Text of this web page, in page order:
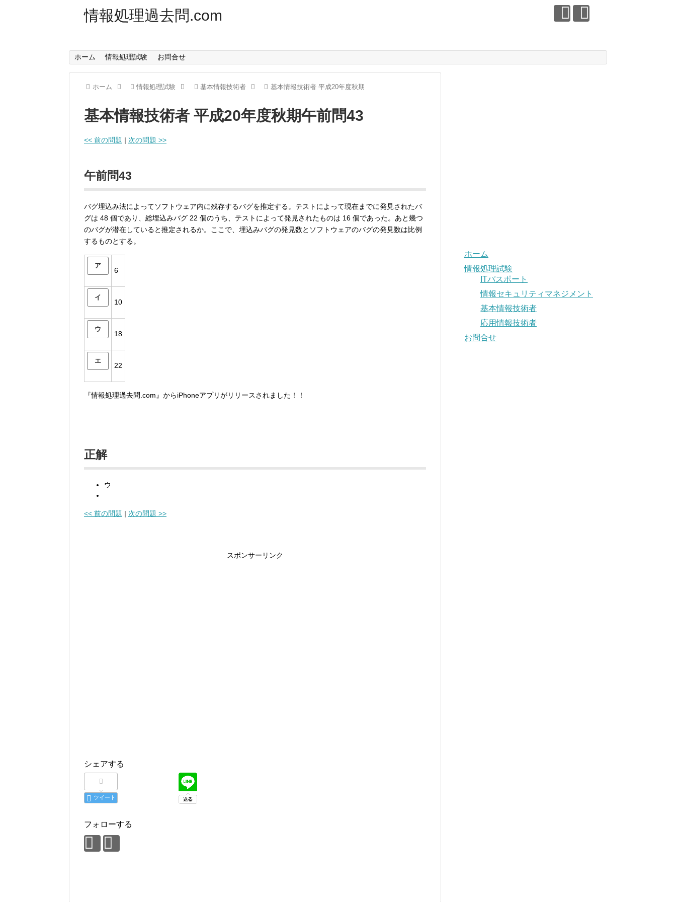
情報処理過去問.com
ホーム 情報処理試験 お問合せ
ホーム 情報処理試験 基本情報技術者 基本情報技術者 平成20年度秋期
基本情報技術者 平成20年度秋期午前問43
<< 前の問題 | 次の問題 >>
午前問43
バグ埋込み法によってソフトウェア内に残存するバグを推定する。テストによって現在までに発見されたバ
グは 48 個であり、総埋込みバグ 22 個のうち、テストによって発見されたものは 16 個であった。あと幾つ
のバグが潜在していると推定されるか。ここで、埋込みバグの発見数とソフトウェアのバグの発見数は比例
するものとする。
ア
6
イ
10
ウ
18
エ
22
『情報処理過去問.com』からiPhoneアプリがリリースされました！！
正解
ウ
<< 前の問題 | 次の問題 >>
スポンサーリンク
シェアする
ツイート
フォローする
ホーム
情報処理試験
ITパスポート
情報セキュリティマネジメント
基本情報技術者
応用情報技術者
お問合せ